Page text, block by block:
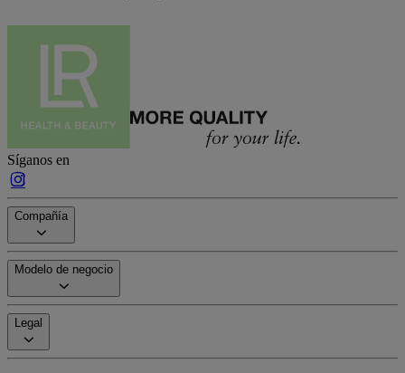
Síganos en
Compañía
Modelo de negocio
Legal